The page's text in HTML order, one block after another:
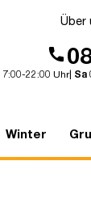
Über
7:00-22:00 Uhr| Sa
Winter